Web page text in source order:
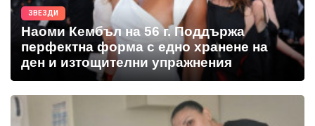
ЗВЕЗДИ
Наоми Кембъл на 56 г. Поддържа
перфектна форма с едно хранене на
ден и изтощителни упражнения